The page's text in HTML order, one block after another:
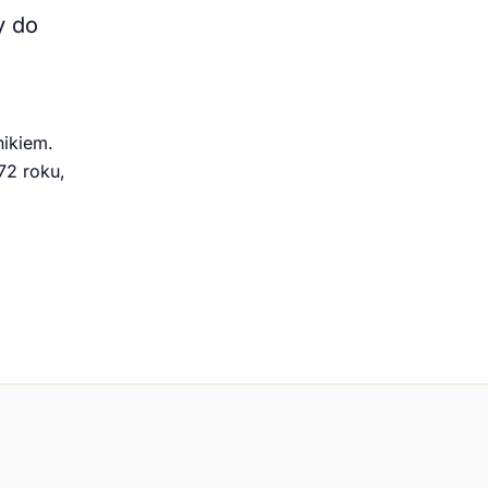
do
roku,